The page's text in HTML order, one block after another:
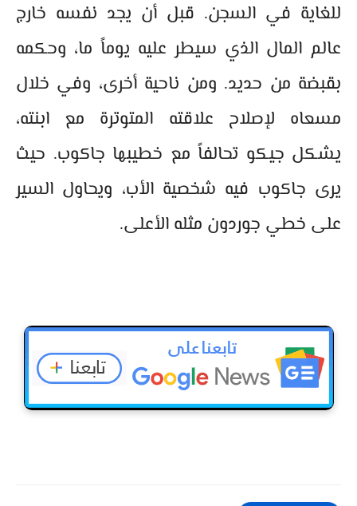
للغاية في السجن. قبل أن يجد نفسه خارج
عالم المال الذي سيطر عليه يوماً ما، وحكمه
بقبضة من حديد. ومن ناحية أخرى، وفي خلال
مسعاه لإصلاح علاقته المتوترة مع ابنته،
يشكل جيكو تحالفاً مع خطيبها جاكوب. حيث
يرى جاكوب فيه شخصية الأب، ويحاول السير
على خطي جوردون مثله الأعلى.